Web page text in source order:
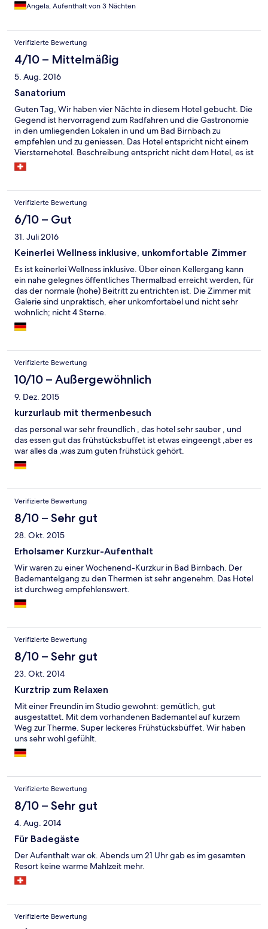
Angela, Aufenthalt von 3 Nächten
Verifizierte Bewertung
4/10 – Mittelmäßig
5. Aug. 2016
Sanatorium
Guten Tag, Wir haben vier Nächte in diesem Hotel gebucht. Die
Gegend ist hervorragend zum Radfahren und die Gastronomie
in den umliegenden Lokalen in und um Bad Birnbach zu
empfehlen und zu geniessen. Das Hotel entspricht nicht einem
Viersternehotel. Beschreibung entspricht nicht dem Hotel, es ist
vorerst einmal als Sanatorium gedacht und für Personen die in
Reha sind. Im Dorf ausgeschildert und auf dem Plakat beim
eher ein kleines Appartement. WLAN funktioniert nicht, obwohl
ich auf das Problem an der Rezeption aufmerksam gemacht
habe und auch die Lösungen dazu mitlieferte, wollte man einem
Informatiker nicht zuhören und beharrte auf eine
Vorgehensweise. Tipp: einfach über das Loby WLAN sich einen
Account selber erstellen, was aber laut der Rezeption nicht für
die Gäste sein sollte aber dann auch in anderen Gaststätten der
Gegend einsetzbar ist. Organisation Frühstück: man wird einem
Tisch mit anderen Gästen zugeordnet, obwohl viele Tische
bereits leer sind. Einstiegsbild auf Hotels.com entspricht nicht
der Realität, Schwimmbad gehört nicht zum Hotel, ist mit
Ermäßigung kostenpflichtig. Hotel für Personen in der Reha
üblicherweise auf Hotels.com angeboten werden.
Verifizierte Bewertung
6/10 – Gut
31. Juli 2016
Keinerlei Wellness inklusive, unkomfortable Zimmer
Es ist keinerlei Wellness inklusive. Über einen Kellergang kann
ein nahe gelegnes öffentliches Thermalbad erreicht werden, für
das der normale (hohe) Beitritt zu entrichten ist. Die Zimmer mit
Galerie sind unpraktisch, eher unkomfortabel und nicht sehr
wohnlich; nicht 4 Sterne.
Verifizierte Bewertung
10/10 – Außergewöhnlich
9. Dez. 2015
kurzurlaub mit thermenbesuch
das personal war sehr freundlich , das hotel sehr sauber , und
das essen gut das frühstücksbuffet ist etwas eingeengt ,aber es
war alles da ,was zum guten frühstück gehört.
Verifizierte Bewertung
8/10 – Sehr gut
28. Okt. 2015
Erholsamer Kurzkur-Aufenthalt
Wir waren zu einer Wochenend-Kurzkur in Bad Birnbach. Der
Bademantelgang zu den Thermen ist sehr angenehm. Das Hotel
ist durchweg empfehlenswert.
Verifizierte Bewertung
8/10 – Sehr gut
23. Okt. 2014
Kurztrip zum Relaxen
Mit einer Freundin im Studio gewohnt: gemütlich, gut
ausgestattet. Mit dem vorhandenen Bademantel auf kurzem
Weg zur Therme. Super leckeres Frühstücksbüffet. Wir haben
uns sehr wohl gefühlt.
Verifizierte Bewertung
8/10 – Sehr gut
4. Aug. 2014
Für Badegäste
Der Aufenthalt war ok. Abends um 21 Uhr gab es im gesamten
Resort keine warme Mahlzeit mehr.
Verifizierte Bewertung